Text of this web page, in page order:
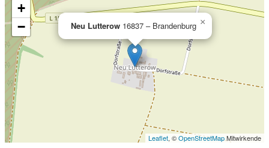
Neu Lutterow 16837 – Brandenburg ×
+
−
Leaflet, ©OpenStreetMapMitwirkende